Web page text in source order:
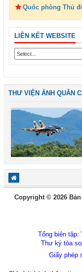
Quốc phòng Thủ
LIÊN KẾT WEBSITE
THƯ VIỆN ẢNH QUÂN
Copyright © 2026
Tổng biên tập:
Thư ký tòa
Giấy phép